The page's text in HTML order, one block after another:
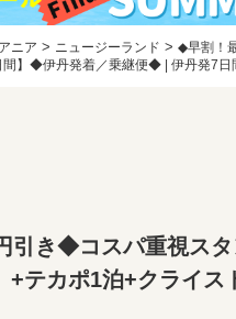
ニア > ニュージーランド > ◆早割！
】◆伊丹発着／乗継便◆ | 伊丹発7日
き◆コスパ重視スタ
+テカポ1泊+クライ